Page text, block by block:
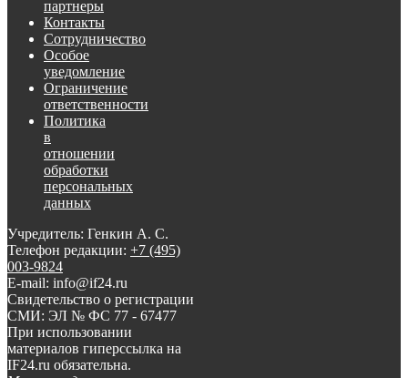
партнеры
Контакты
Сотрудничество
Особое
уведомление
Ограничение
ответственности
Политика
в
отношении
обработки
персональных
данных
Учредитель: Генкин А. С.
Телефон редакции: +7 (495)
003-9824
E-mail: info@if24.ru
Свидетельство о регистрации
СМИ: ЭЛ № ФС 77 - 67477
При использовании
материалов гиперссылка на
IF24.ru обязательна.